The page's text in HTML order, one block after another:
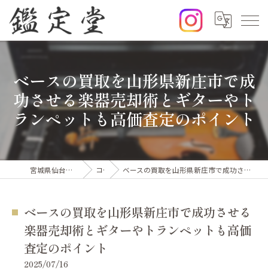
ベースの買取を山形県新庄市で成
功させる楽器売却術とギターやト
ランペットも高価査定のポイント
宮城県仙台市の出張買取なら鑑定堂 コラム ベースの買取を山形県新庄市で成功させる楽器売却術とギターやトランペットも高価査定のポイント
ベースの買取を山形県新庄市で成功させる
楽器売却術とギターやトランペットも高価
査定のポイント
2025/07/16